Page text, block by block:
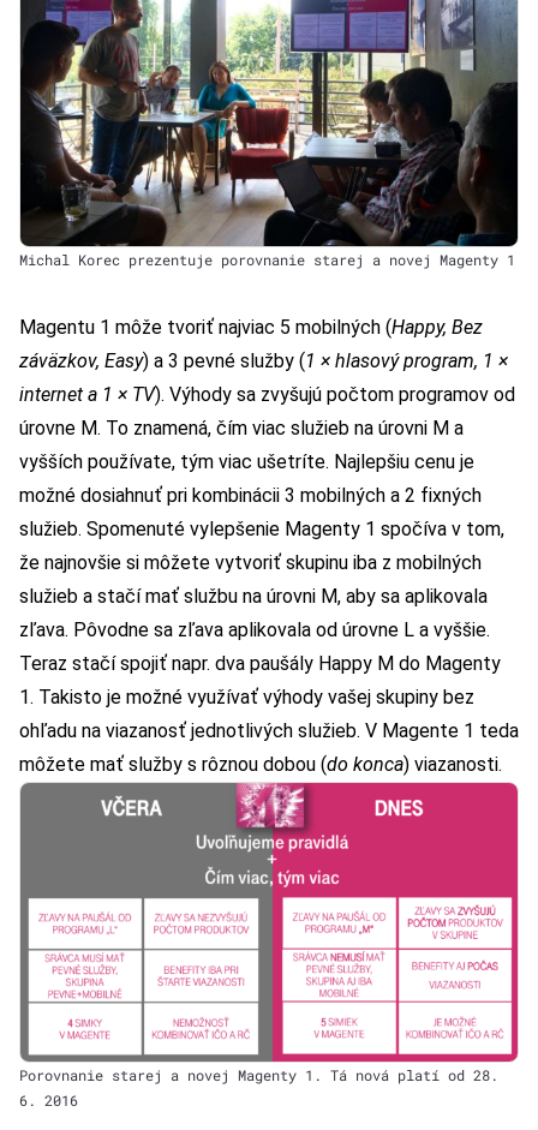
Michal Korec prezentuje porovnanie starej a novej Magenty 1
Magentu 1 môže tvoriť najviac 5 mobilných (Happy, Bez
záväzkov, Easy) a 3 pevné služby (1 × hlasový program, 1 ×
internet a 1 × TV). Výhody sa zvyšujú počtom programov od
úrovne M. To znamená, čím viac služieb na úrovni M a
vyšších používate, tým viac ušetríte. Najlepšiu cenu je
možné dosiahnuť pri kombinácii 3 mobilných a 2 fixných
služieb. Spomenuté vylepšenie Magenty 1 spočíva v tom,
že najnovšie si môžete vytvoriť skupinu iba z mobilných
služieb a stačí mať službu na úrovni M, aby sa aplikovala
zľava. Pôvodne sa zľava aplikovala od úrovne L a vyššie.
Teraz stačí spojiť napr. dva paušály Happy M do Magenty
1. Takisto je možné využívať výhody vašej skupiny bez
ohľadu na viazanosť jednotlivých služieb. V Magente 1 teda
môžete mať služby s rôznou dobou (do konca) viazanosti.
Porovnanie starej a novej Magenty 1. Tá nová platí od 28.
6. 2016